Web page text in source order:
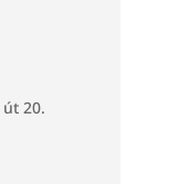
20.